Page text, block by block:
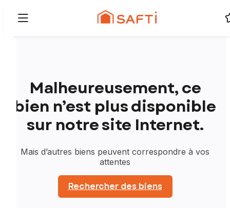
Malheureusement, ce
bien n’est plus disponible
sur notre site Internet.
Mais d’autres biens peuvent correspondre à vos
attentes
Rechercher des biens